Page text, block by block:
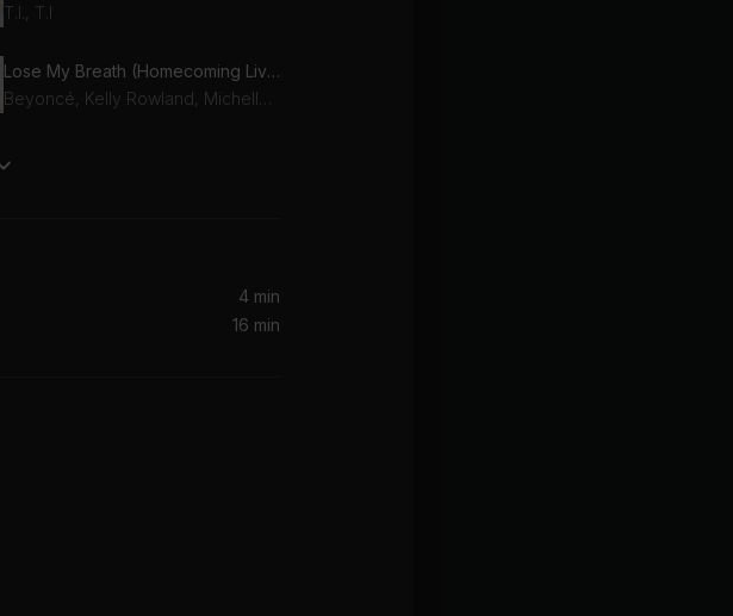
T.I., T.I
Lose My Breath (Homecoming Live) (feat. Kelly Rowland & Michelle Williams)
4 min
16 min